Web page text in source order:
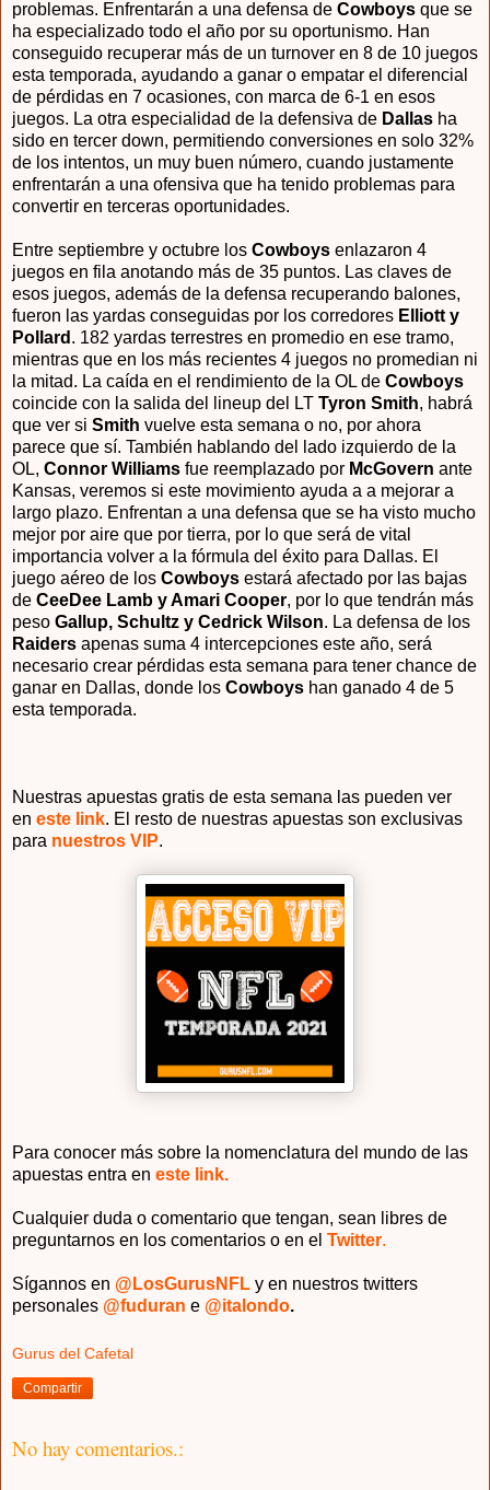
problemas. Enfrentarán a una defensa de Cowboys que se
ha especializado todo el año por su oportunismo. Han
conseguido recuperar más de un turnover en 8 de 10 juegos
esta temporada, ayudando a ganar o empatar el diferencial
de pérdidas en 7 ocasiones, con marca de 6-1 en esos
juegos. La otra especialidad de la defensiva de Dallas ha
sido en tercer down, permitiendo conversiones en solo 32%
de los intentos, un muy buen número, cuando justamente
enfrentarán a una ofensiva que ha tenido problemas para
convertir en terceras oportunidades.
Entre septiembre y octubre los Cowboys enlazaron 4
juegos en fila anotando más de 35 puntos. Las claves de
esos juegos, además de la defensa recuperando balones,
fueron las yardas conseguidas por los corredores Elliott y
Pollard . 182 yardas terrestres en promedio en ese tramo,
mientras que en los más recientes 4 juegos no promedian ni
la mitad. La caída en el rendimiento de la OL de Cowboys
coincide con la salida del lineup del LT Tyron Smith, habrá
que ver si Smith vuelve esta semana o no, por ahora
parece que sí. También hablando del lado izquierdo de la
OL, Connor Williams fue reemplazado por McGovern ante
Kansas, veremos si este movimiento ayuda a a mejorar a
largo plazo. Enfrentan a una defensa que se ha visto mucho
mejor por aire que por tierra, por lo que será de vital
importancia volver a la fórmula del éxito para Dallas. El
juego aéreo de los Cowboys estará afectado por las bajas
de CeeDee Lamb y Amari Cooper, por lo que tendrán más
peso Gallup, Schultz y Cedrick Wilson. La defensa de los
Raiders apenas suma 4 intercepciones este año, será
necesario crear pérdidas esta semana para tener chance de
ganar en Dallas, donde los Cowboys han ganado 4 de 5
esta temporada.
Nuestras apuestas gratis de esta semana las pueden ver
en este link. El resto de nuestras apuestas son exclusivas
para nuestros VIP.
Para conocer más sobre la nomenclatura del mundo de las
apuestas entra en este link.
Cualquier duda o comentario que tengan, sean libres de
preguntarnos en los comentarios o en el Twitter.
Sígannos en @LosGurusNFL y en nuestros twitters
personales @fuduran e @italondo.
Gurus del Cafetal
Compartir
No hay comentarios.: